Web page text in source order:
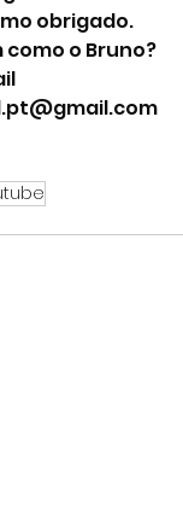
obrigado.
o Bruno?